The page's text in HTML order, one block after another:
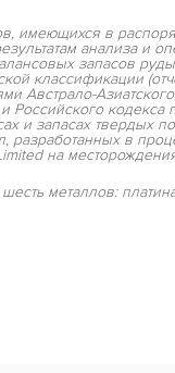
имеющихся в
анализа и
запасов
классификации
Австрало-
кодекса
и запасах твердых
в
на
металлов: